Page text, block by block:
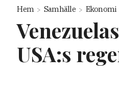
Hem Samhälle Ekonomi
USA:s